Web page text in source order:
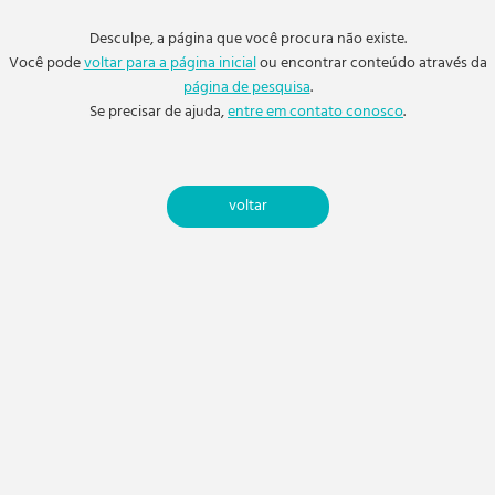
Desculpe, a página que você procura não existe.
Você podevoltar para a página inicialou encontrar conteúdo através da
página de pesquisa.
Se precisar de ajuda,entre em contato conosco.
voltar